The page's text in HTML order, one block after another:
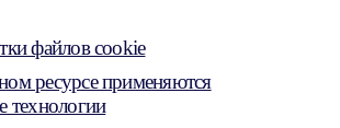
файлов cookie
ресурсе применяются
технологии